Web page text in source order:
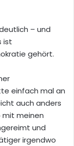
– und
ist
gehört.
einfach mal an
auch anders
mit meinen
und
irgendwo